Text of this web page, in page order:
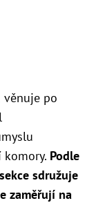
věnuje po
komory. Podle
sdružuje
zaměřují na